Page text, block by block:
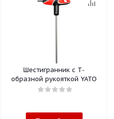
Шестигранник с Т-
образной рукояткой YATO